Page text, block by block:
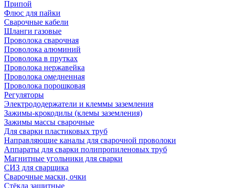
Припой
Флюс для пайки
Сварочные кабели
Шланги газовые
Проволока сварочная
Проволока алюминий
Проволока в прутках
Проволока нержавейка
Проволока омедненная
Проволока порошковая
Регуляторы
Электрододержатели и клеммы заземления
Зажимы-крокодилы (клемы заземления)
Зажимы массы сварочные
Для сварки пластиковых труб
Направляющие каналы для сварочной проволоки
Аппараты для сварки полипропиленовых труб
Магнитные угольники для сварки
СИЗ для сварщика
Сварочные маски, очки
Стёкла защитные